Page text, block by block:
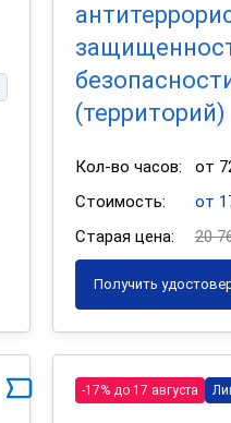
(территорий)
Кол-во часов:
от
Стоимость:
от
Старая цена:
20
Получить
-17% до 17 августа